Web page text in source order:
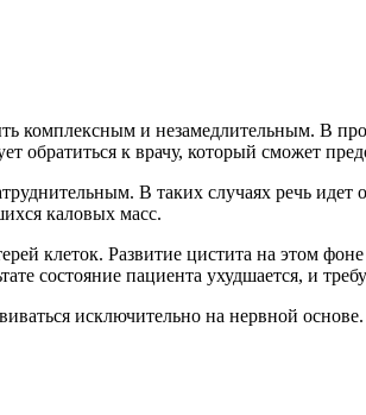
и незамедлительным. В
к врачу, который сможет
В таких случаях речь
каловых масс.
клеток. Развитие цистита на этом
состояние пациента ухудшается, и
исключительно на нервной основе.